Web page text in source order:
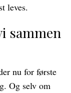
leves.
sammen
nu for første
Og selv om